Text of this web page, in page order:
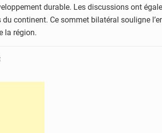
durable. Les discussions ont
continent. Ce sommet bilatéral souligne
la région.